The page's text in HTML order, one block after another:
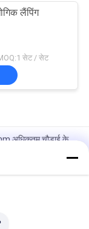
लैंपिंग
MOQ:1 सेट / सेट
अधिकतम चौड़ाई के
कट गरम रोल पेपर